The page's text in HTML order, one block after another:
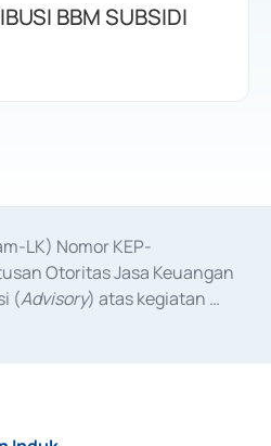
BBM SUBSIDI
LK) Nomor KEP-
Otoritas Jasa Keuangan
(Advisory) atas kegiatan